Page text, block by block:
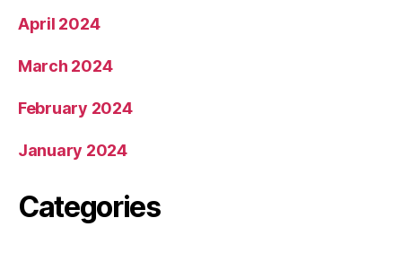
April 2024
March 2024
February 2024
January 2024
Categories